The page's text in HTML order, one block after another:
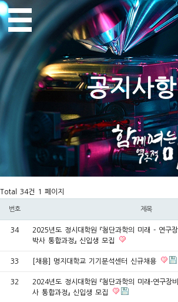
공지사항
Total 34건 1 페이지
번호 제목
34
2025년도 정시대학원 『첨단과학의 미래 - 연구
박사 통합과정』 신입생 모집
33 [채용] 명지대학교 기기분석센터 신규채용
32
2024년도 정시대학원 『첨단과학의 미래-연구장
사 통합과정』 신입생 모집